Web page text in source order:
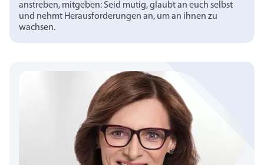
anstreben, mitgeben: Seid mutig, glaubt an euch selbst
und nehmt Herausforderungen an, um an ihnen zu
wachsen.